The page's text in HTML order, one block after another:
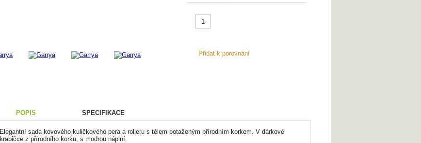
Přidat k porovnání
POPIS SPECIFIKACE
Elegantní sada kovového kuličkového pera a rolleru s tělem potaženým přírodním korkem. V dárkové
krabičce z přírodního korku, s modrou náplní.